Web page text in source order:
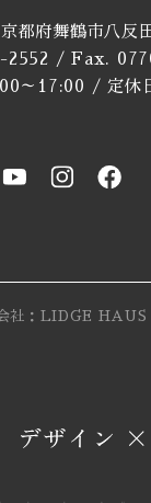
都府舞鶴市八反
2552 / Fax.
～17:00 / 定休
社：LIDGE HAUS